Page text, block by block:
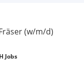
(w/m/d)
Jobs